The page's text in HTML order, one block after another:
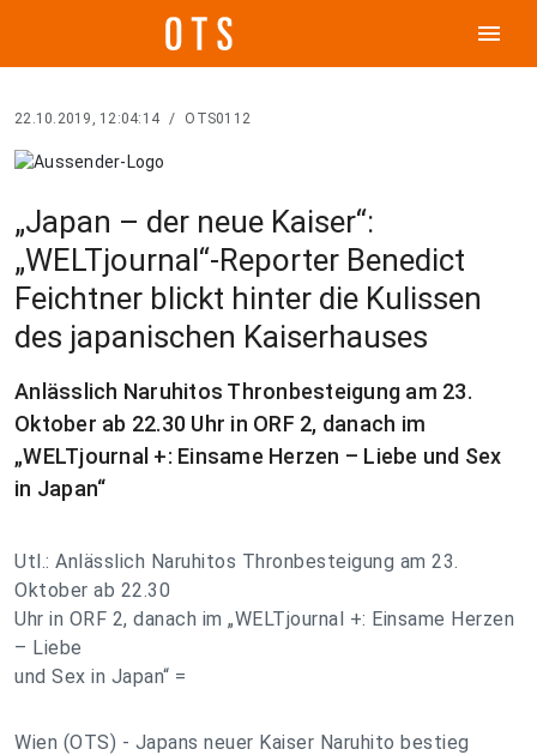
menu
22.10.2019, 12:04:14 / OTS0112
„Japan – der neue Kaiser“:
„WELTjournal“-Reporter Benedict
Feichtner blickt hinter die Kulissen
des japanischen Kaiserhauses
Anlässlich Naruhitos Thronbesteigung am 23.
Oktober ab 22.30 Uhr in ORF 2, danach im
„WELTjournal +: Einsame Herzen – Liebe und Sex
in Japan“
Utl.: Anlässlich Naruhitos Thronbesteigung am 23.
Oktober ab 22.30
Uhr in ORF 2, danach im „WELTjournal +: Einsame Herzen
– Liebe
und Sex in Japan“ =
Wien (OTS) - Japans neuer Kaiser Naruhito bestieg